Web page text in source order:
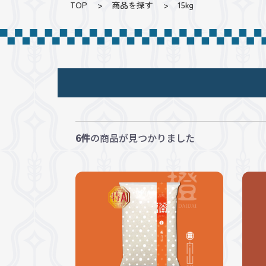
TOP 商品を探す 15kg
6件の商品が見つかりました